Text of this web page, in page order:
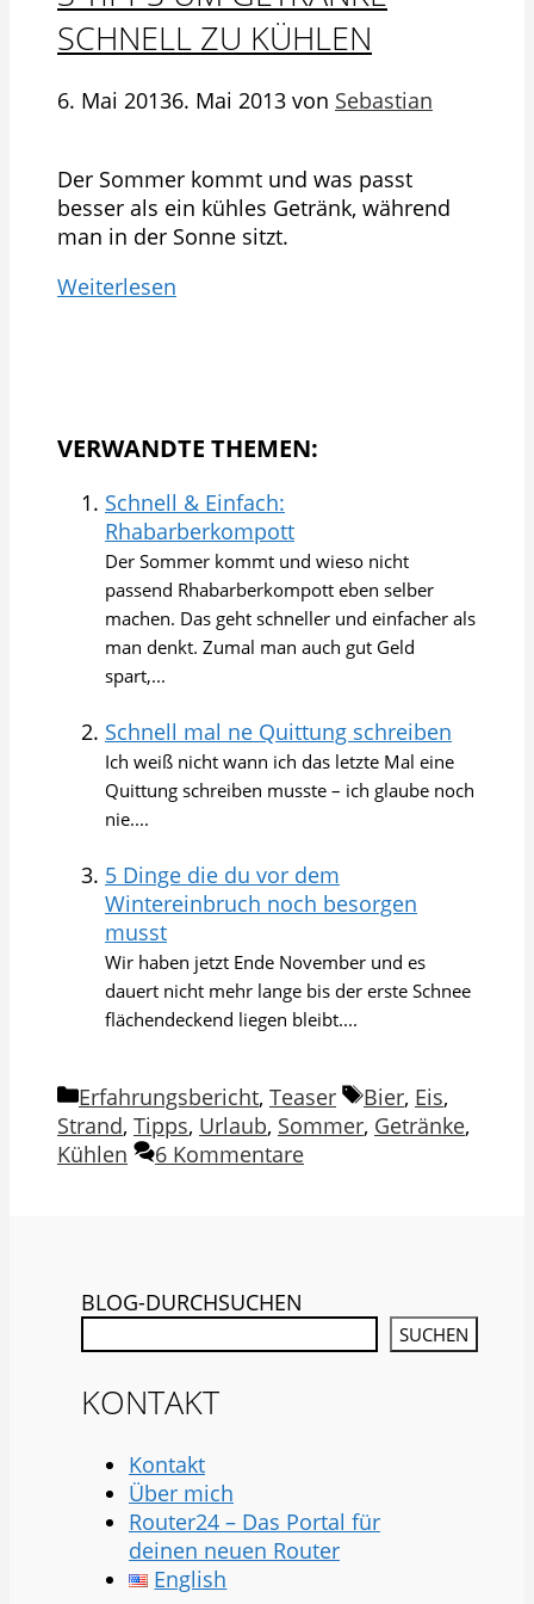
SCHNELL ZU KÜHLEN
6. Mai 20136. Mai 2013 von Sebastian
Der Sommer kommt und was passt
besser als ein kühles Getränk, während
man in der Sonne sitzt.
Weiterlesen
VERWANDTE THEMEN:
Schnell & Einfach:
Rhabarberkompott
Der Sommer kommt und wieso nicht
passend Rhabarberkompott eben selber
machen. Das geht schneller und einfacher als
man denkt. Zumal man auch gut Geld
spart,...
Schnell mal ne Quittung schreiben
Ich weiß nicht wann ich das letzte Mal eine
Quittung schreiben musste – ich glaube noch
nie....
5 Dinge die du vor dem
Wintereinbruch noch besorgen
musst
Wir haben jetzt Ende November und es
dauert nicht mehr lange bis der erste Schnee
flächendeckend liegen bleibt....
Kategorien
Erfahrungsbericht, Teaser Schlagwörter
Bier, Eis,
Strand, Tipps, Urlaub, Sommer, Getränke,
Kühlen
6 Kommentare
BLOG-DURCHSUCHEN
SUCHEN
KONTAKT
Kontakt
Über mich
Router24 – Das Portal für
deinen neuen Router
English